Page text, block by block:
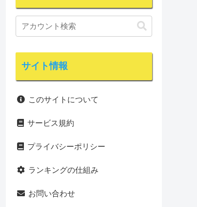
サイト情報
このサイトについて
サービス規約
プライバシーポリシー
ランキングの仕組み
お問い合わせ